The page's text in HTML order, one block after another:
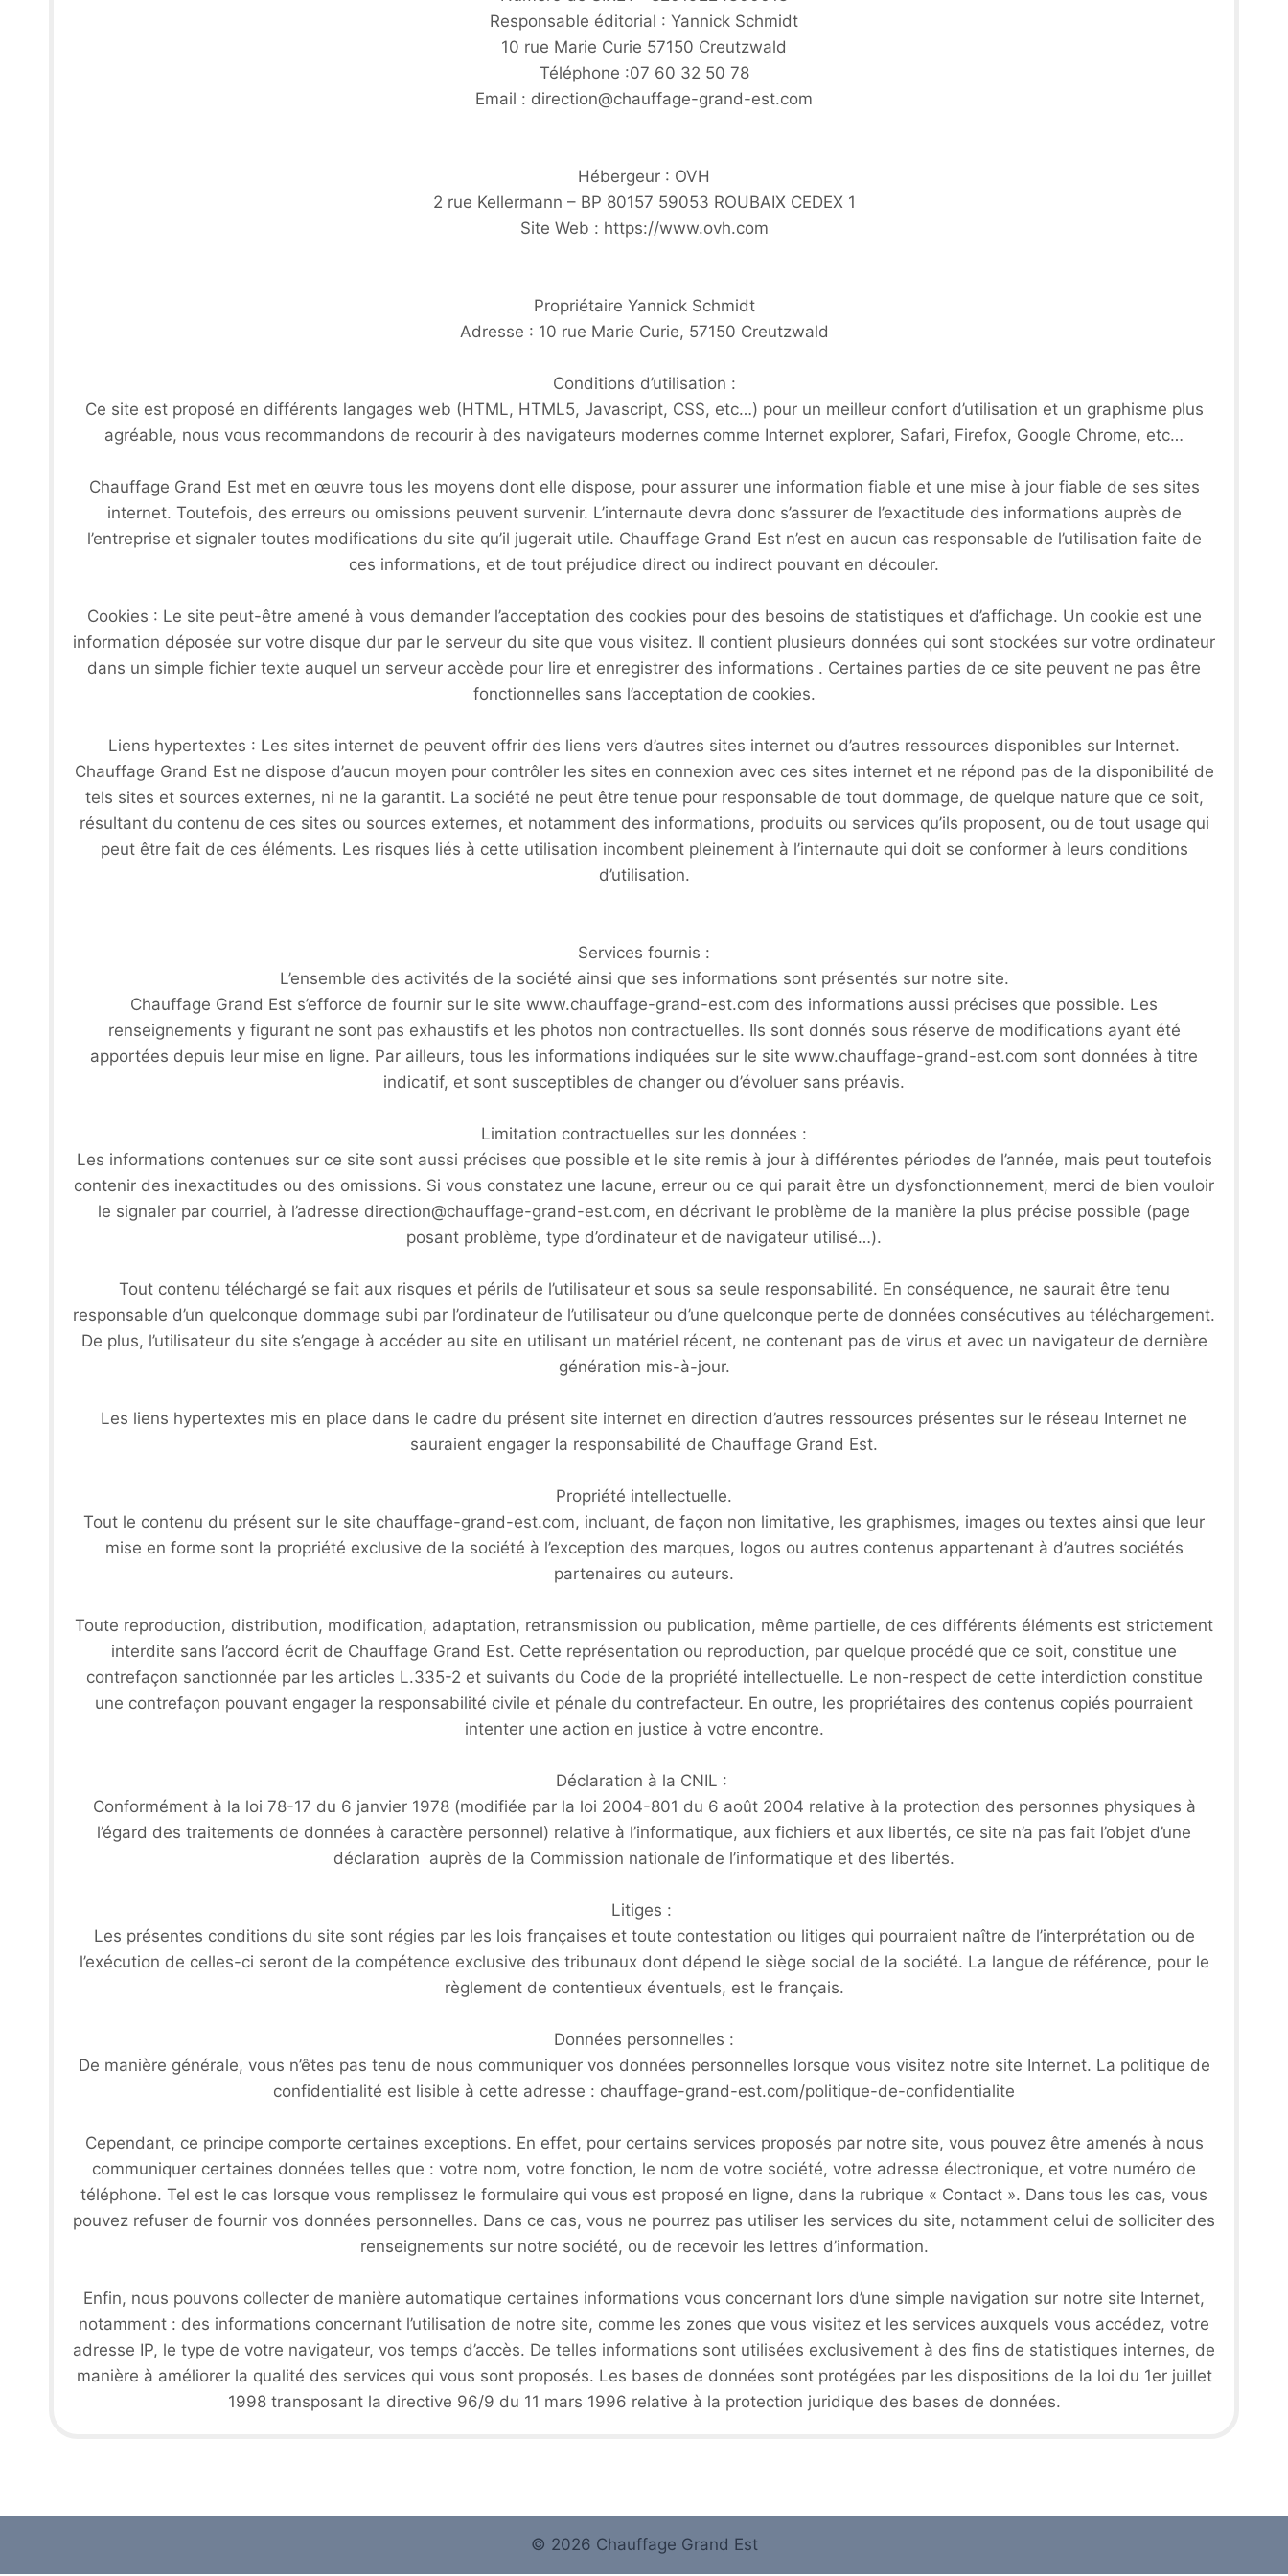
Responsable éditorial : Yannick Schmidt
10 rue Marie Curie 57150 Creutzwald
Téléphone :07 60 32 50 78
Email : direction@chauffage-grand-est.com
Hébergeur : OVH
2 rue Kellermann – BP 80157 59053 ROUBAIX CEDEX 1
Site Web : https://www.ovh.com
Propriétaire Yannick Schmidt
Adresse : 10 rue Marie Curie, 57150 Creutzwald
Conditions d’utilisation :
Ce site est proposé en différents langages web (HTML, HTML5, Javascript, CSS, etc…) pour un meilleur confort d’utilisation et un graphisme plus
agréable, nous vous recommandons de recourir à des navigateurs modernes comme Internet explorer, Safari, Firefox, Google Chrome, etc…
Chauffage Grand Est met en œuvre tous les moyens dont elle dispose, pour assurer une information fiable et une mise à jour fiable de ses sites
internet. Toutefois, des erreurs ou omissions peuvent survenir. L’internaute devra donc s’assurer de l’exactitude des informations auprès de
l’entreprise et signaler toutes modifications du site qu’il jugerait utile. Chauffage Grand Est n’est en aucun cas responsable de l’utilisation faite de
ces informations, et de tout préjudice direct ou indirect pouvant en découler.
Cookies : Le site peut-être amené à vous demander l’acceptation des cookies pour des besoins de statistiques et d’affichage. Un cookie est une
information déposée sur votre disque dur par le serveur du site que vous visitez. Il contient plusieurs données qui sont stockées sur votre ordinateur
dans un simple fichier texte auquel un serveur accède pour lire et enregistrer des informations . Certaines parties de ce site peuvent ne pas être
fonctionnelles sans l’acceptation de cookies.
Liens hypertextes : Les sites internet de peuvent offrir des liens vers d’autres sites internet ou d’autres ressources disponibles sur Internet.
Chauffage Grand Est ne dispose d’aucun moyen pour contrôler les sites en connexion avec ces sites internet et ne répond pas de la disponibilité de
tels sites et sources externes, ni ne la garantit. La société ne peut être tenue pour responsable de tout dommage, de quelque nature que ce soit,
résultant du contenu de ces sites ou sources externes, et notamment des informations, produits ou services qu’ils proposent, ou de tout usage qui
peut être fait de ces éléments. Les risques liés à cette utilisation incombent pleinement à l’internaute qui doit se conformer à leurs conditions
d’utilisation.
Services fournis :
L’ensemble des activités de la société ainsi que ses informations sont présentés sur notre site.
Chauffage Grand Est s’efforce de fournir sur le site www.chauffage-grand-est.com des informations aussi précises que possible. Les
renseignements y figurant ne sont pas exhaustifs et les photos non contractuelles. Ils sont donnés sous réserve de modifications ayant été
apportées depuis leur mise en ligne. Par ailleurs, tous les informations indiquées sur le site www.chauffage-grand-est.com sont données à titre
indicatif, et sont susceptibles de changer ou d’évoluer sans préavis.
Limitation contractuelles sur les données :
Les informations contenues sur ce site sont aussi précises que possible et le site remis à jour à différentes périodes de l’année, mais peut toutefois
contenir des inexactitudes ou des omissions. Si vous constatez une lacune, erreur ou ce qui parait être un dysfonctionnement, merci de bien vouloir
le signaler par courriel, à l’adresse direction@chauffage-grand-est.com, en décrivant le problème de la manière la plus précise possible (page
posant problème, type d’ordinateur et de navigateur utilisé…).
Tout contenu téléchargé se fait aux risques et périls de l’utilisateur et sous sa seule responsabilité. En conséquence, ne saurait être tenu
responsable d’un quelconque dommage subi par l’ordinateur de l’utilisateur ou d’une quelconque perte de données consécutives au téléchargement.
De plus, l’utilisateur du site s’engage à accéder au site en utilisant un matériel récent, ne contenant pas de virus et avec un navigateur de dernière
génération mis-à-jour.
Les liens hypertextes mis en place dans le cadre du présent site internet en direction d’autres ressources présentes sur le réseau Internet ne
sauraient engager la responsabilité de Chauffage Grand Est.
Propriété intellectuelle.
Tout le contenu du présent sur le site chauffage-grand-est.com, incluant, de façon non limitative, les graphismes, images ou textes ainsi que leur
mise en forme sont la propriété exclusive de la société à l’exception des marques, logos ou autres contenus appartenant à d’autres sociétés
partenaires ou auteurs.
Toute reproduction, distribution, modification, adaptation, retransmission ou publication, même partielle, de ces différents éléments est strictement
interdite sans l’accord écrit de Chauffage Grand Est. Cette représentation ou reproduction, par quelque procédé que ce soit, constitue une
contrefaçon sanctionnée par les articles L.335-2 et suivants du Code de la propriété intellectuelle. Le non-respect de cette interdiction constitue
une contrefaçon pouvant engager la responsabilité civile et pénale du contrefacteur. En outre, les propriétaires des contenus copiés pourraient
intenter une action en justice à votre encontre.
Déclaration à la CNIL :
Conformément à la loi 78-17 du 6 janvier 1978 (modifiée par la loi 2004-801 du 6 août 2004 relative à la protection des personnes physiques à
l’égard des traitements de données à caractère personnel) relative à l’informatique, aux fichiers et aux libertés, ce site n’a pas fait l’objet d’une
déclaration auprès de la Commission nationale de l’informatique et des libertés.
Litiges :
Les présentes conditions du site sont régies par les lois françaises et toute contestation ou litiges qui pourraient naître de l’interprétation ou de
l’exécution de celles-ci seront de la compétence exclusive des tribunaux dont dépend le siège social de la société. La langue de référence, pour le
règlement de contentieux éventuels, est le français.
Données personnelles :
De manière générale, vous n’êtes pas tenu de nous communiquer vos données personnelles lorsque vous visitez notre site Internet. La politique de
confidentialité est lisible à cette adresse : chauffage-grand-est.com/politique-de-confidentialite
Cependant, ce principe comporte certaines exceptions. En effet, pour certains services proposés par notre site, vous pouvez être amenés à nous
communiquer certaines données telles que : votre nom, votre fonction, le nom de votre société, votre adresse électronique, et votre numéro de
téléphone. Tel est le cas lorsque vous remplissez le formulaire qui vous est proposé en ligne, dans la rubrique « Contact ». Dans tous les cas, vous
pouvez refuser de fournir vos données personnelles. Dans ce cas, vous ne pourrez pas utiliser les services du site, notamment celui de solliciter des
renseignements sur notre société, ou de recevoir les lettres d’information.
Enfin, nous pouvons collecter de manière automatique certaines informations vous concernant lors d’une simple navigation sur notre site Internet,
notamment : des informations concernant l’utilisation de notre site, comme les zones que vous visitez et les services auxquels vous accédez, votre
adresse IP, le type de votre navigateur, vos temps d’accès. De telles informations sont utilisées exclusivement à des fins de statistiques internes, de
manière à améliorer la qualité des services qui vous sont proposés. Les bases de données sont protégées par les dispositions de la loi du 1er juillet
1998 transposant la directive 96/9 du 11 mars 1996 relative à la protection juridique des bases de données.
© 2026 Chauffage Grand Est